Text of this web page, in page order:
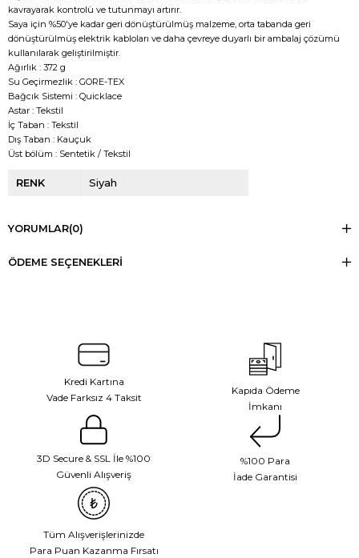
kavrayarak kontrolü ve tutunmayı artırır.
Saya için %50'ye kadar geri dönüştürülmüş malzeme, orta tabanda geri
dönüştürülmüş elektrik kabloları ve daha çevreye duyarlı bir ambalaj çözümü
kullanılarak geliştirilmiştir.
Ağırlık : 372 g
Su Geçirmezlik : GORE-TEX
Bağcık Sistemi : Quicklace
Astar : Tekstil
İç Taban : Tekstil
Dış Taban : Kauçuk
Üst bölüm : Sentetik / Tekstil
RENK Siyah
YORUMLAR(0)
ÖDEME SEÇENEKLERI
Kredi Kartına
Vade Farksız 4 Taksit
Kapıda Ödeme
İmkanı
3D Secure & SSL İle %100
Güvenli Alışveriş
%100 Para
İade Garantisi
Tüm Alışverişlerinizde
Para Puan Kazanma Fırsatı